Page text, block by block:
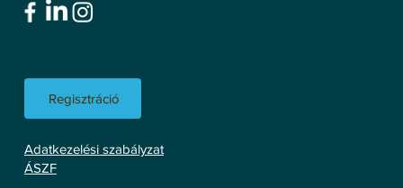
Regisztráció
Adatkezelési szabályzat
ÁSZF